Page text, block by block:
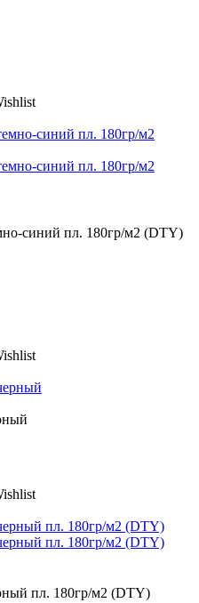
синий пл. 180гр/м2 (DTY)
пл. 180гр/м2 (DTY)